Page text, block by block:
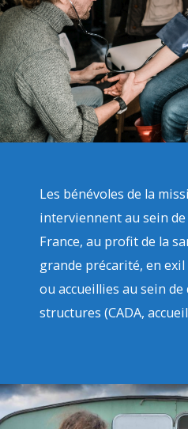
Les bénévoles de la
interviennent au sein
France, au profit de la
grande précarité, en
ou accueillies au sein
structures (CADA,